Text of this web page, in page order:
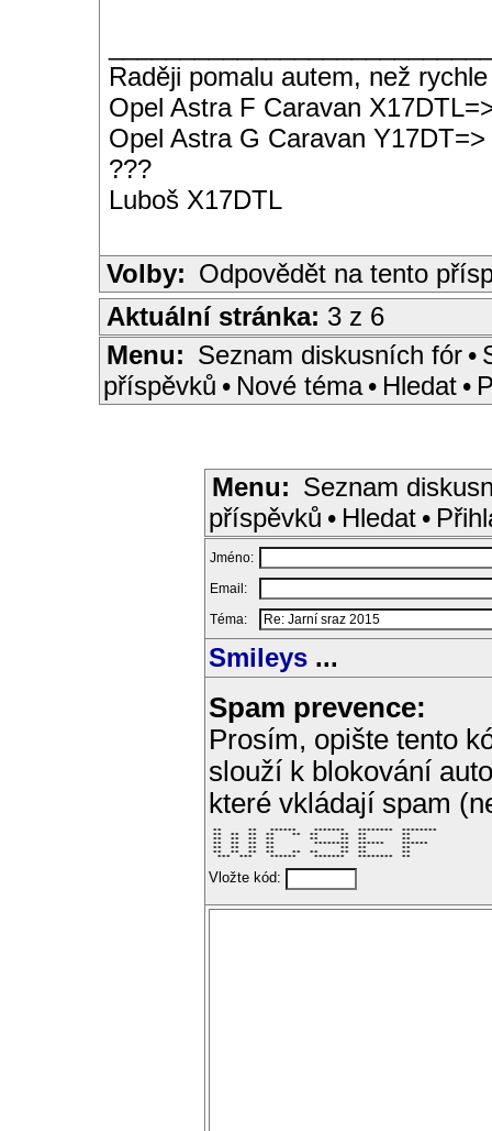
Raději pomalu autem, než
Opel Astra F Caravan
Opel Astra G Caravan Y17DT=>
???
Luboš X17DTL
Volby: Odpovědět na tento
Aktuální stránka: 3 z 6
Menu: Seznam diskusních fór •
příspěvků • Nové téma • Hledat •
Menu: Seznam
příspěvků • Hledat •
Jméno:
Email:
Téma:
Smileys ...
Spam prevence:
Prosím, opište tento
slouží k blokování
které vkládají spam
**      **   ******    *******   ********  ********
**  **  **  **    **  **     **  **        **
**  **  **  **        **     **  **        **
**  **  **  **         ********  ******    ******
**  **  **  **               **  **        **
**  **  **  **    **  **     **  **        **
  ***  ***    ******    *******   ********  **
Vložte kód: